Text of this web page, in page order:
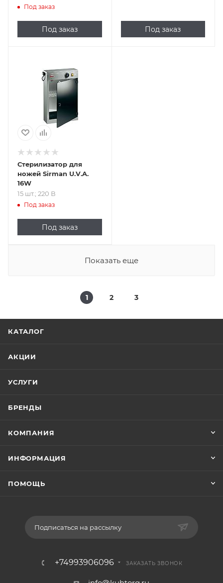
Под заказ
Под заказ Под заказ
15 шт.; 220 В
Стерилизатор для
ножей Sirman U.V.A.
16W
15 шт.; 220 В
Под заказ
Под заказ
Показать еще
1 2 3
КАТАЛОГ
АКЦИИ
УСЛУГИ
БРЕНДЫ
КОМПАНИЯ
ИНФОРМАЦИЯ
ПОМОЩЬ
Подписаться на рассылку
+74993906096 ЗАКАЗАТЬ ЗВОНОК